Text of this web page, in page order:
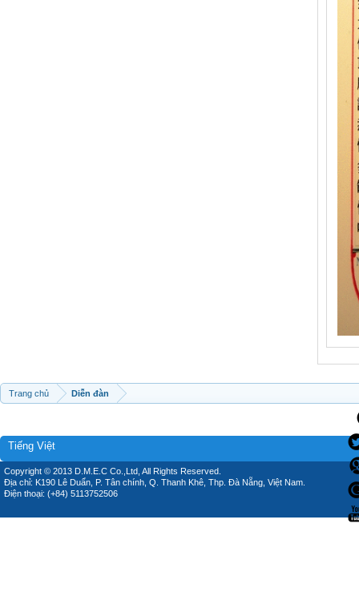
Trang chủ Diễn đàn
Tiếng Việt
Copyright © 2013 D.M.E.C Co.,Ltd, All Rights Reserved.
Địa chỉ: K190 Lê Duẩn, P. Tân chính, Q. Thanh Khê, Thp. Đà Nẵng, Việt Nam.
Điện thoại: (+84) 5113752506